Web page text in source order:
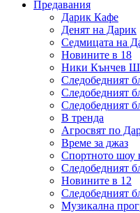
Предавания
Дарик Кафе
Денят на Дарик
Седмицата на
Новините в 18
Ники Кънчев
Следобедният
Следобедният
Следобедният
В тренда
Агросвят по
Време за джаз
Спортното шоу
Следобедният
Новините в 12
Следобедният
Музикална